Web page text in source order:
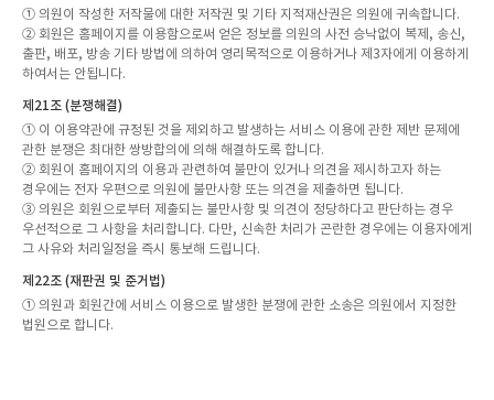
① 의원이 작성한 저작물에 대한 저작권 및 기타 지적재산권은 의원에 귀속합니다.
② 회원은 홈페이지를 이용함으로써 얻은 정보를 의원의 사전 승낙없이 복제, 송신,
출판, 배포, 방송 기타 방법에 의하여 영리목적으로 이용하거나 제3자에게 이용하게
하여서는 안됩니다.
제21조 (분쟁해결)
① 이 이용약관에 규정된 것을 제외하고 발생하는 서비스 이용에 관한 제반 문제에
관한 분쟁은 최대한 쌍방합의에 의해 해결하도록 합니다.
② 회원이 홈페이지의 이용과 관련하여 불만이 있거나 의견을 제시하고자 하는
경우에는 전자 우편으로 의원에 불만사항 또는 의견을 제출하면 됩니다.
③ 의원은 회원으로부터 제출되는 불만사항 및 의견이 정당하다고 판단하는 경우
우선적으로 그 사항을 처리합니다. 다만, 신속한 처리가 곤란한 경우에는 이용자에게
그 사유와 처리일정을 즉시 통보해 드립니다.
제22조 (재판권 및 준거법)
① 의원과 회원간에 서비스 이용으로 발생한 분쟁에 관한 소송은 의원에서 지정한
법원으로 합니다.